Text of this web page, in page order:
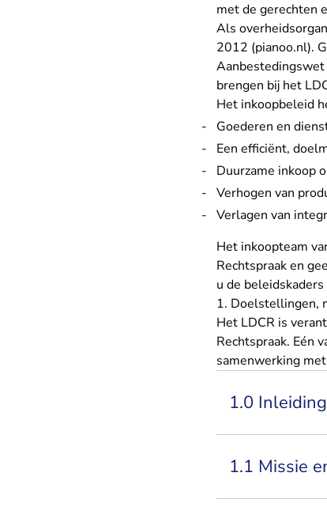
met de gerechten
Als
2012 (pianoo.nl)-
.
brengen bij het
Het inkoopbeleid
Goederen en
Een efficiënt,
Duurzame inkoop
Verhogen van
Verlagen van
Het inkoopteam
Rechtspraak en
u de
1. Doelstellingen,
Het LDCR is
Rechtspraak. Eén
samenwerking
1.0 Inleiding
1.1 Missie